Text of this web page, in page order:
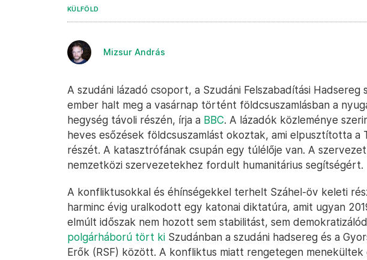
KÜLFÖLD
Mizsur András
A szudáni lázadó csoport, a Szudáni Felszabadítási Hadsereg
ember halt meg a vasárnap történt földcsuszamlásban a
hegység távoli részén, írja a BBC. A lázadók közleménye
heves esőzések földcsuszamlást okoztak, ami elpusztította a
részét. A katasztrófának csupán egy túlélője van. A szervezet
nemzetközi szervezetekhez fordult humanitárius segítségért.
A konfliktusokkal és éhínségekkel terhelt Száhel-öv keleti
harminc évig uralkodott egy katonai diktatúra, amit ugyan
elmúlt időszak nem hozott sem stabilitást, sem
polgárháború tört ki Szudánban a szudáni hadsereg és a
Erők (RSF) között. A konfliktus miatt rengetegen menekültek